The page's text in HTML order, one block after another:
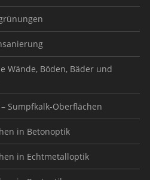
Wände, Böden, Bäder und
Sumpfkalk-Oberflächen
in Betonoptik
in Echtmetalloptik